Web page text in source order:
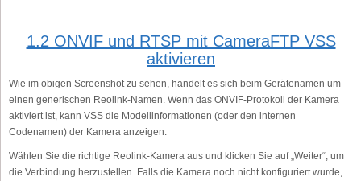
1.2 ONVIF und RTSP mit CameraFTP VSS
aktivieren
Wie im obigen Screenshot zu sehen, handelt es sich beim Gerätenamen um
einen generischen Reolink-Namen. Wenn das ONVIF-Protokoll der Kamera
aktiviert ist, kann VSS die Modellinformationen (oder den internen
Codenamen) der Kamera anzeigen.
Wählen Sie die richtige Reolink-Kamera aus und klicken Sie auf „Weiter“, um
die Verbindung herzustellen. Falls die Kamera noch nicht konfiguriert wurde,